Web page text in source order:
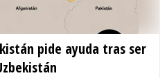
pide ayuda tras ser